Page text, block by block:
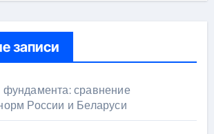
записи
фундамента: сравнение
России и Беларуси